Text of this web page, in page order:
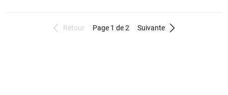
Retour Page 1 de 2 Suivante